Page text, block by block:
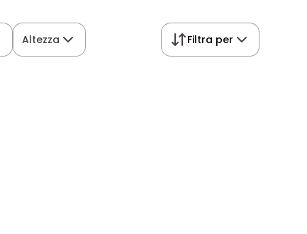
Altezza Filtra per